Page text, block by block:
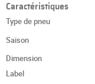
Caractéristiques
Type de pneu
Saison
Dimension
Label